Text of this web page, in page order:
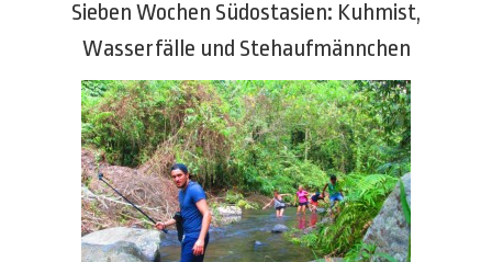
Sieben Wochen Südostasien: Kuhmist,
Wasserfälle und Stehaufmännchen